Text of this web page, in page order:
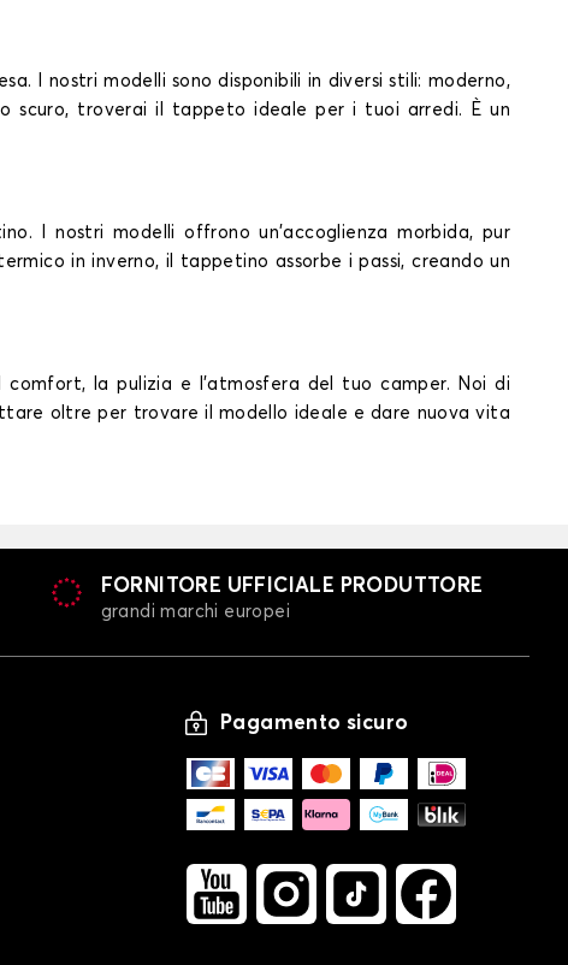
I nostri modelli sono disponibili in diversi stili: moderno,
scuro, troverai il tappeto ideale per i tuoi arredi. È un
I nostri modelli offrono un'accoglienza morbida, pur
in inverno, il tappetino assorbe i passi, creando un
la pulizia e l'atmosfera del tuo camper. Noi di
oltre per trovare il modello ideale e dare nuova vita
FORNITORE UFFICIALE PRODUTTORE
grandi marchi europei
Pagamento sicuro